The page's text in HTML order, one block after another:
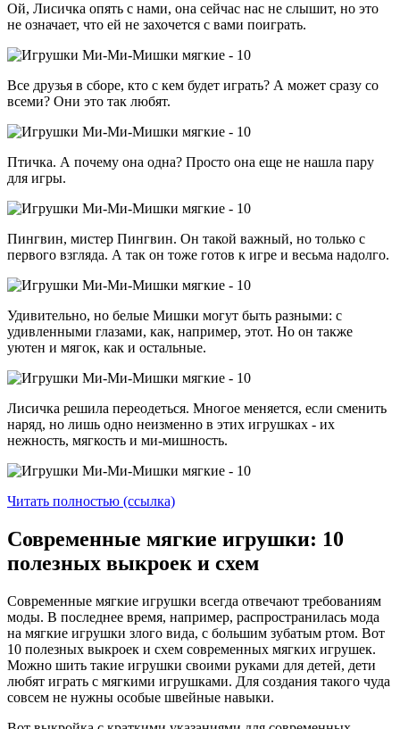
Ой, Лисичка опять с нами, она сейчас нас не слышит, но это
не означает, что ей не захочется с вами поиграть.
Все друзья в сборе, кто с кем будет играть? А может сразу со
всеми? Они это так любят.
Птичка. А почему она одна? Просто она еще не нашла пару
для игры.
Пингвин, мистер Пингвин. Он такой важный, но только с
первого взгляда. А так он тоже готов к игре и весьма надолго.
Удивительно, но белые Мишки могут быть разными: с
удивленными глазами, как, например, этот. Но он также
уютен и мягок, как и остальные.
Лисичка решила переодеться. Многое меняется, если сменить
наряд, но лишь одно неизменно в этих игрушках - их
нежность, мягкость и ми-мишность.
Читать полностью (ссылка)
Современные мягкие игрушки: 10
полезных выкроек и схем
Современные мягкие игрушки всегда отвечают требованиям
моды. В последнее время, например, распространилась мода
на мягкие игрушки злого вида, с большим зубатым ртом. Вот
10 полезных выкроек и схем современных мягких игрушек.
Можно шить такие игрушки своими руками для детей, дети
любят играть с мягкими игрушками. Для создания такого чуда
совсем не нужны особые швейные навыки.